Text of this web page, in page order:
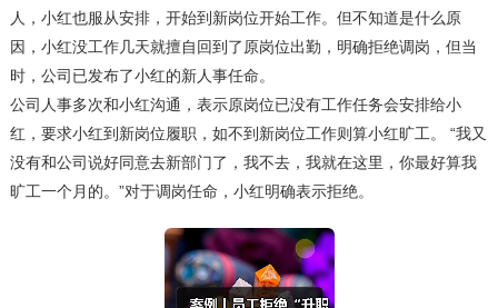
人，小红也服从安排，开始到新岗位开始工作。但不知道是什么原
因，小红没工作几天就擅自回到了原岗位出勤，明确拒绝调岗，但当
时，公司已发布了小红的新人事任命。
公司人事多次和小红沟通，表示原岗位已没有工作任务会安排给小
红，要求小红到新岗位履职，如不到新岗位工作则算小红旷工。 “我又
没有和公司说好同意去新部门了，我不去，我就在这里，你最好算我
旷工一个月的。”对于调岗任命，小红明确表示拒绝。